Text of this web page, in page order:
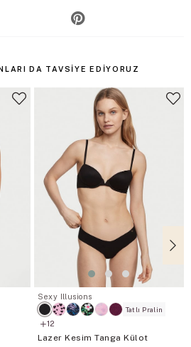
DA TAVSIYE EDIYORUZ
Sexy Illusions
Tatlı Pralin
12
Lazer Kesim Tanga Külot